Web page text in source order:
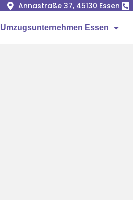
Annastraße 37, 45130 Essen
Umzugsunternehmen Essen